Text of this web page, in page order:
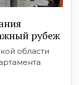
рубеж
области